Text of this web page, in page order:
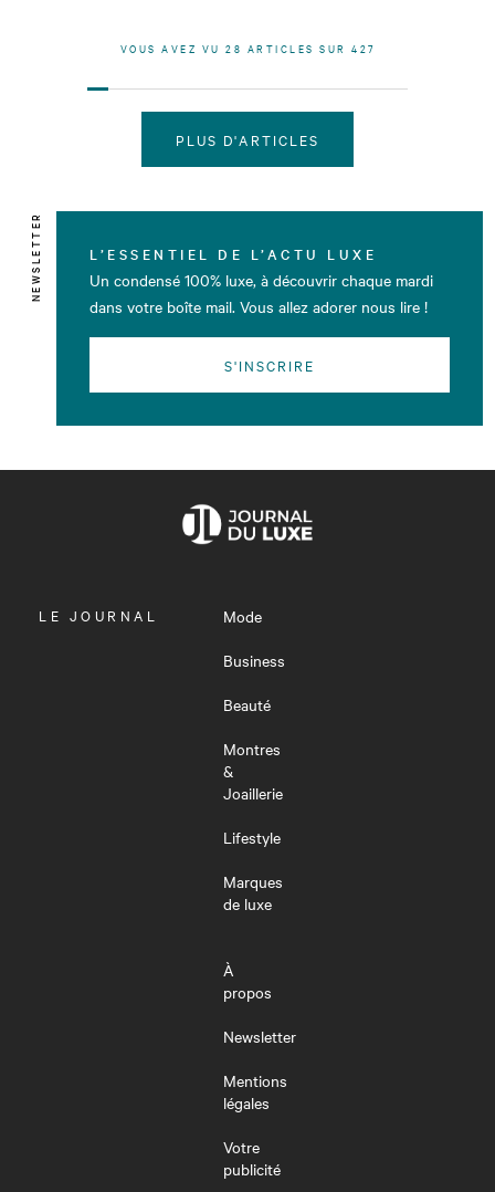
VOUS AVEZ VU 28 ARTICLES SUR 427
PLUS D'ARTICLES
NEWSLETTER L’ESSENTIEL DE L’ACTU LUXE
Un condensé 100% luxe, à découvrir chaque mardi
dans votre boîte mail. Vous allez adorer nous lire !
S'INSCRIRE
OUVRIR
LE JOURNAL
Mode
Business
Beauté
Montres
&
Joaillerie
Lifestyle
Marques
de luxe
À
propos
Newsletter
Mentions
légales
Votre
publicité